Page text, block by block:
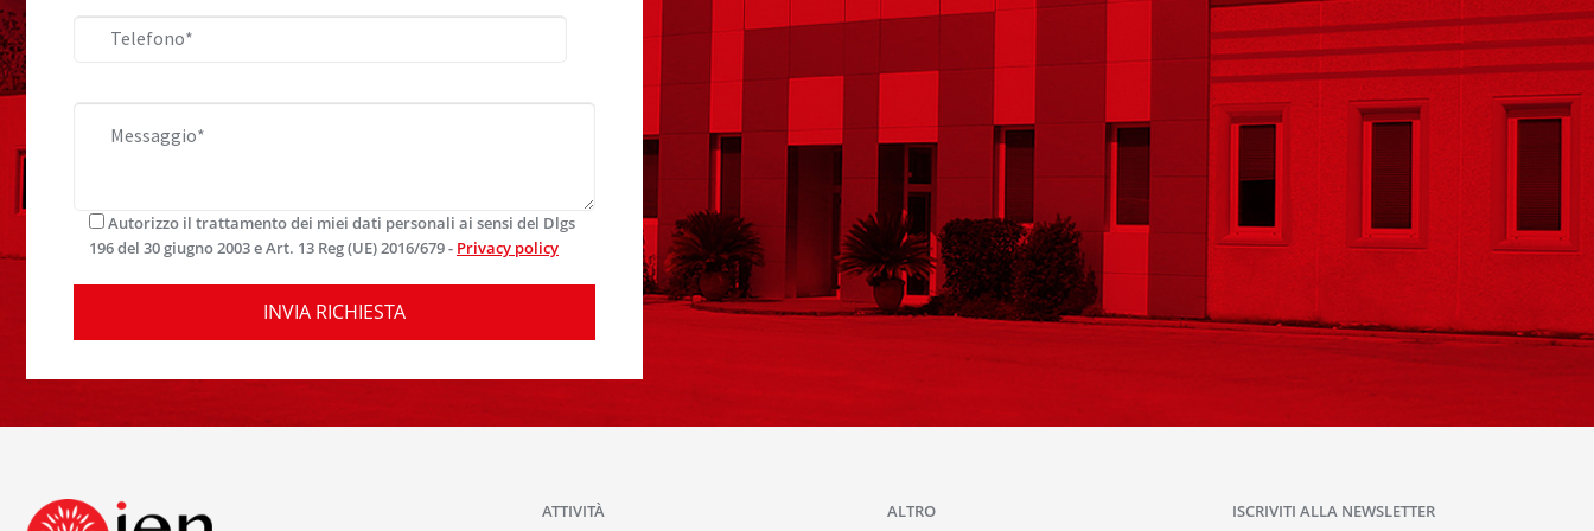
Autorizzo il trattamento dei miei dati personali ai sensi del Dlgs
196 del 30 giugno 2003 e Art. 13 Reg (UE) 2016/679 - Privacy policy
ATTIVITÀ ALTRO ISCRIVITI ALLA NEWSLETTER